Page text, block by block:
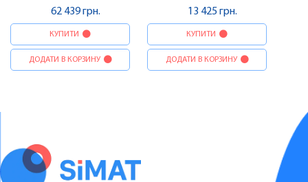
62 439 грн.
КУПИТИ
ДОДАТИ В КОРЗИНУ
13 425 грн.
КУПИТИ
ДОДАТИ В КОРЗИНУ